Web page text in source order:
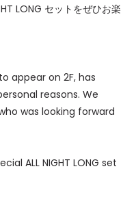
LONG セットをぜひお楽
appear on 2F, has
reasons. We
was looking forward
ALL NIGHT LONG set